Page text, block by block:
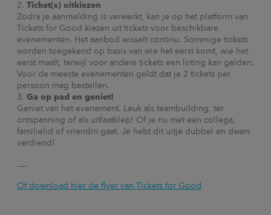
Ticket(s) uitkiezen
Zodra je aanmelding is verwerkt, kan je op het platform van
Tickets for Good kiezen uit tickets voor beschikbare
evenementen. Het aanbod wisselt continu. Sommige tickets
worden toegekend op basis van wie het eerst komt, wie het
eerst maalt, terwijl voor andere tickets een loting kan gelden.
Voor de meeste evenementen geldt dat je 2 tickets per
persoon mag bestellen.
Ga op pad en geniet!
Geniet van het evenement. Leuk als teambuilding, ter
ontspanning of als uitlaatklep! Of je nu met een collega,
familielid of vriendin gaat. Je hebt dit uitje dubbel en dwars
verdiend!
----
Of download hier de flyer van Tickets for Good